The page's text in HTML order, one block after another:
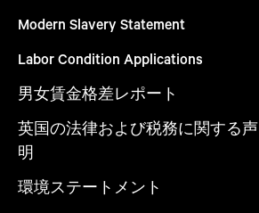
Modern Slavery Statement
Labor Condition Applications
男女賃金格差レポート
英国の法律および税務に関する声
明
環境ステートメント